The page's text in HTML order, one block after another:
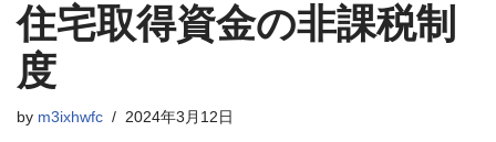
住宅取得資金の非課税制
度
by m3ixhwfc 2024年3月12日